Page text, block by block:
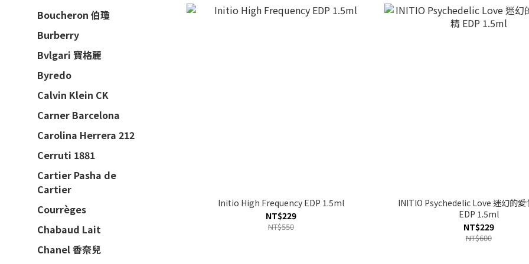
Boucheron 伯瓊
Burberry
Bvlgari 寶格麗
Byredo
Calvin Klein CK
Carner Barcelona
Carolina Herrera 212
Cerruti 1881
Cartier Pasha de
Cartier
Courrèges
Chabaud Lait
Chanel 香奈兒
Initio High Frequency EDP 1.5ml
NT$229
NT$550
INITIO Psychedelic Love 迷幻的愛
EDP 1.5ml
NT$229
NT$600